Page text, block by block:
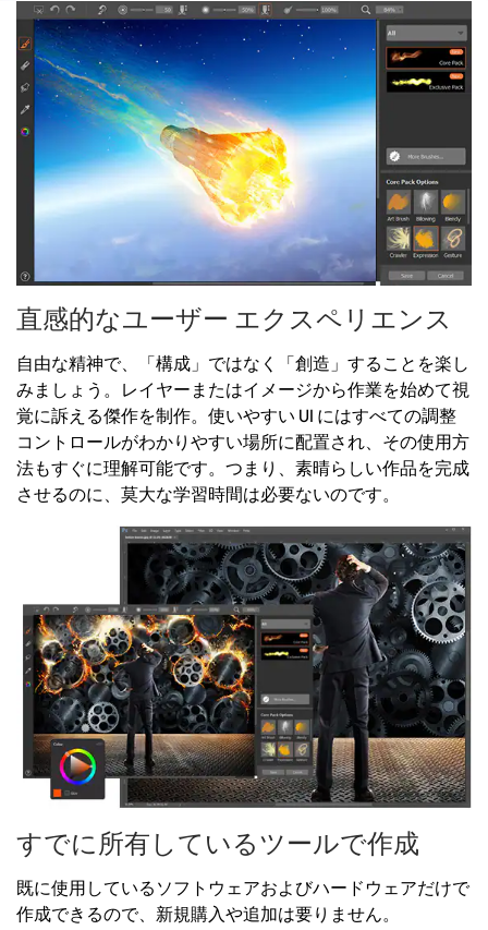
直感的なユーザー エクスペリエンス
自由な精神で、「構成」ではなく「創造」することを楽し
みましょう。レイヤーまたはイメージから作業を始めて視
覚に訴える傑作を制作。使いやすい UI にはすべての調整
コントロールがわかりやすい場所に配置され、その使用方
法もすぐに理解可能です。つまり、素晴らしい作品を完成
させるのに、莫大な学習時間は必要ないのです。
すでに所有しているツールで作成
既に使用しているソフトウェアおよびハードウェアだけで
作成できるので、新規購入や追加は要りません。